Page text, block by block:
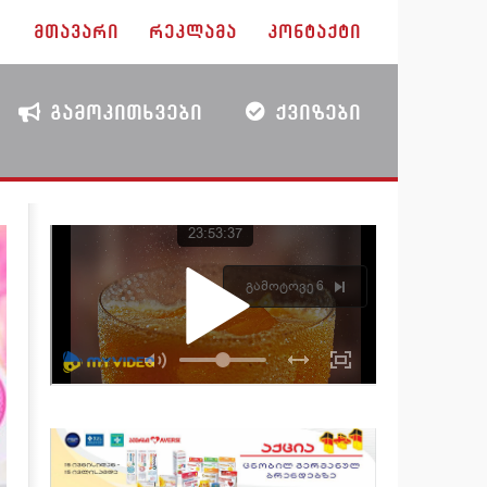
ᲛᲗᲐᲕᲐᲠᲘ ᲠᲔᲙᲚᲐᲛᲐ ᲙᲝᲜᲢᲐᲥᲢᲘ
ᲒᲐᲛᲝᲙᲘᲗᲮᲕᲔᲑᲘ ᲥᲕᲘᲖᲔᲑᲘ